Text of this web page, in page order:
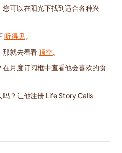
可以在阳光下找到适合各种兴
听得见。
那就去看看顶空。
月度订阅框中查看他会喜欢的食
？让他注册 Life Story Calls